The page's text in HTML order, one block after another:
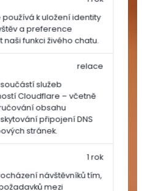
k uložení identity
a preference
funkci živého chatu.
služeb
Cloudflare – včetně
obsahu
připojení DNS
stránek.
relace
návštěvníků tím,
mezi
1 rok